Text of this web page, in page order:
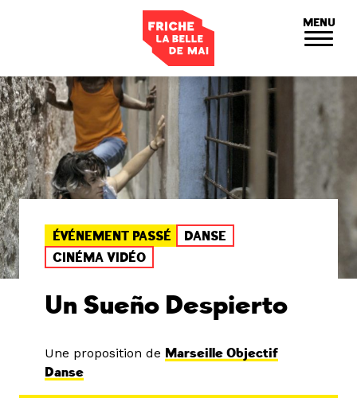
MENU
ÉVÉNEMENT PASSÉ
DANSE
CINÉMA VIDÉO
Un Sueño Despierto
Une proposition de Marseille Objectif
Danse
Panneau de gestion des cookies